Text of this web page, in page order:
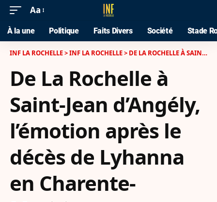
Aa
À la une Politique Faits Divers Société Stade
INF LA ROCHELLE>INF LA ROCHELLE> DE LA ROCHELLE À SAINT-JEAN D’ANGÉLY, L’ÉMOTION APRÈS LE DÉCÈS DE LYHANNA EN CHARENTE-MARITIME
De La Rochelle à
Saint-Jean d’Angély,
l’émotion après le
décès de Lyhanna
en Charente-